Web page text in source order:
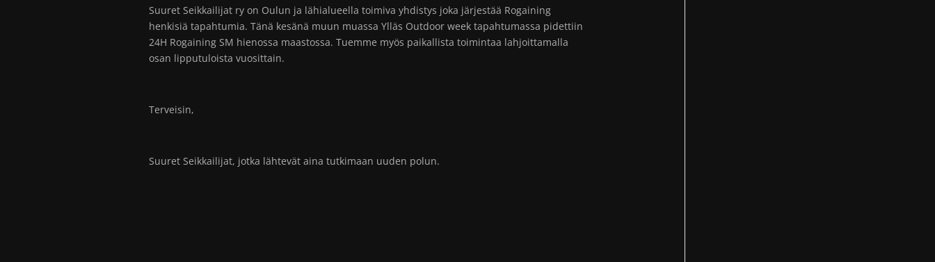
Suuret Seikkailijat ry on Oulun ja lähialueella toimiva yhdistys joka järjestää Rogaining
henkisiä tapahtumia. Tänä kesänä muun muassa Ylläs Outdoor week tapahtumassa pidettiin
24H Rogaining SM hienossa maastossa. Tuemme myös paikallista toimintaa lahjoittamalla
osan lipputuloista vuosittain.
Terveisin,
Suuret Seikkailijat, jotka lähtevät aina tutkimaan uuden polun.